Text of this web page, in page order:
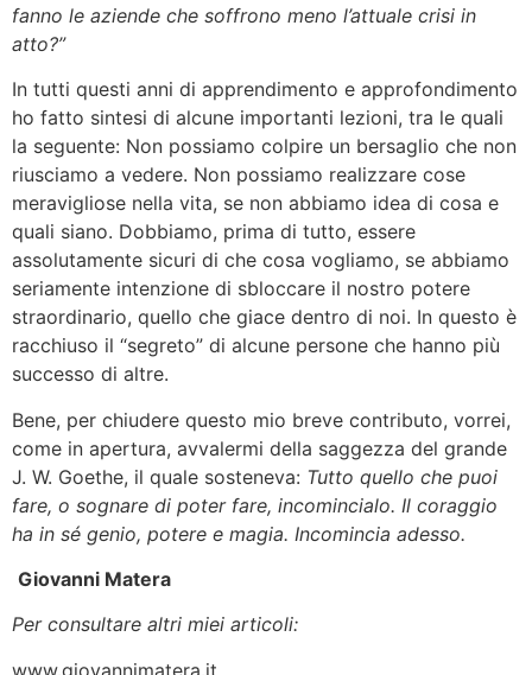
fanno le aziende che soffrono meno l’attuale crisi in
atto?”
In tutti questi anni di apprendimento e approfondimento
ho fatto sintesi di alcune importanti lezioni, tra le quali
la seguente: Non possiamo colpire un bersaglio che non
riusciamo a vedere. Non possiamo realizzare cose
meravigliose nella vita, se non abbiamo idea di cosa e
quali siano. Dobbiamo, prima di tutto, essere
assolutamente sicuri di che cosa vogliamo, se abbiamo
seriamente intenzione di sbloccare il nostro potere
straordinario, quello che giace dentro di noi. In questo è
racchiuso il “segreto” di alcune persone che hanno più
successo di altre.
Bene, per chiudere questo mio breve contributo, vorrei,
come in apertura, avvalermi della saggezza del grande
J. W. Goethe, il quale sosteneva: Tutto quello che puoi
fare, o sognare di poter fare, incomincialo. Il coraggio
ha in sé genio, potere e magia. Incomincia adesso.
Giovanni Matera
Per consultare altri miei articoli:
www.giovannimatera.it